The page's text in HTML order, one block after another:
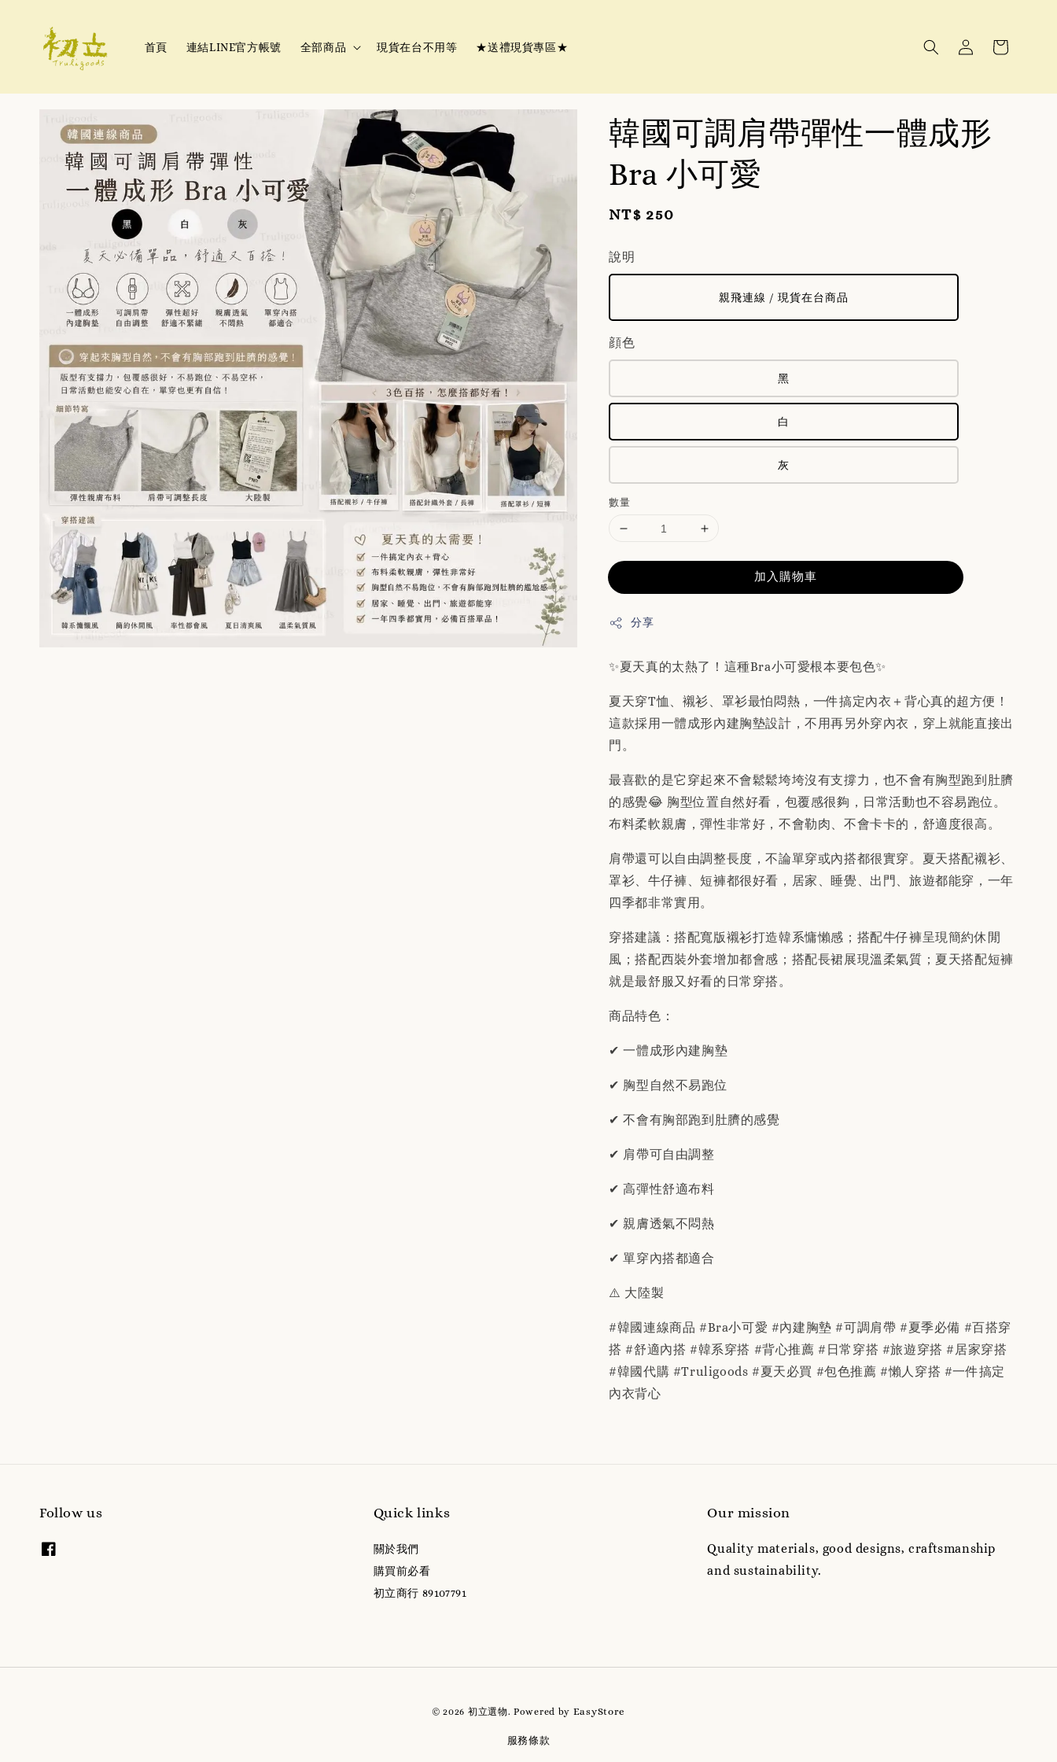
首頁 連結LINE官方帳號 全部商品 現貨在台不用等 ★送禮現貨專區★
韓國可調肩帶彈性一體成形
Bra 小可愛
Regular
NT$ 250
說明
親飛連線 / 現貨在台商品
顔色
黑
白
灰
數量
加入購物車
分享
✨夏天真的太熱了！這種Bra小可愛根本要包色✨
夏天穿T恤、襯衫、罩衫最怕悶熱，一件搞定內衣＋背心真的超方便！
這款採用一體成形內建胸墊設計，不用再另外穿內衣，穿上就能直接出
門。
最喜歡的是它穿起來不會鬆鬆垮垮沒有支撐力，也不會有胸型跑到肚臍
的感覺😂 胸型位置自然好看，包覆感很夠，日常活動也不容易跑位。
布料柔軟親膚，彈性非常好，不會勒肉、不會卡卡的，舒適度很高。
肩帶還可以自由調整長度，不論單穿或內搭都很實穿。夏天搭配襯衫、
罩衫、牛仔褲、短褲都很好看，居家、睡覺、出門、旅遊都能穿，一年
四季都非常實用。
穿搭建議：搭配寬版襯衫打造韓系慵懶感；搭配牛仔褲呈現簡約休閒
風；搭配西裝外套增加都會感；搭配長裙展現溫柔氣質；夏天搭配短褲
就是最舒服又好看的日常穿搭。
商品特色：
✔ 一體成形內建胸墊
✔ 胸型自然不易跑位
✔ 不會有胸部跑到肚臍的感覺
✔ 肩帶可自由調整
✔ 高彈性舒適布料
✔ 親膚透氣不悶熱
✔ 單穿內搭都適合
⚠️ 大陸製
#韓國連線商品 #Bra小可愛 #內建胸墊 #可調肩帶 #夏季必備 #百搭穿
搭 #舒適內搭 #韓系穿搭 #背心推薦 #日常穿搭 #旅遊穿搭 #居家穿搭
#韓國代購 #Truligoods #夏天必買 #包色推薦 #懶人穿搭 #一件搞定
內衣背心
Follow us Quick links
關於我們
購買前必看
初立商行 89107791
Our mission
Quality materials, good designs, craftsmanship
and sustainability.
© 2026 初立選物. Powered by EasyStore
服務條款